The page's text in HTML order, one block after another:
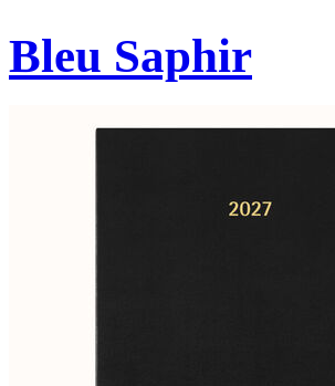
Bleu Saphir